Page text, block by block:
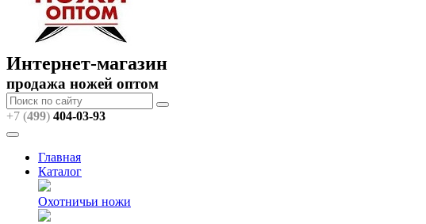
Интернет-магазин
продажа ножей оптом
+7 (499) 404-03-93
Главная
Каталог
Охотничьи ножи